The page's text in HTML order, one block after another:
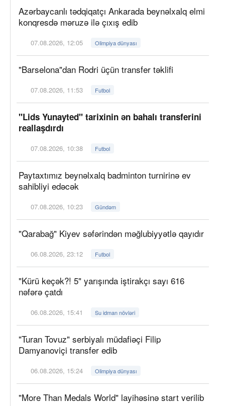
Azərbaycanlı tədqiqatçı Ankarada beynəlxalq elmi
konqresdə məruzə ilə çıxış edib
07.08.2026, 12:05 Olimpiya dünyası
"Barselona"dan Rodri üçün transfer təklifi
07.08.2026, 11:53 Futbol
"Lids Yunayted" tarixinin ən bahalı transferini
reallaşdırdı
07.08.2026, 10:38 Futbol
Paytaxtımız beynəlxalq badminton turnirinə ev
sahibliyi edəcək
07.08.2026, 10:23 Gündəm
"Qarabağ" Kiyev səfərindən məğlubiyyətlə qayıdır
06.08.2026, 23:12 Futbol
"Kürü keçək?! 5" yarışında iştirakçı sayı 616
nəfərə çatdı
06.08.2026, 15:41 Su idman növləri
"Turan Tovuz" serbiyalı müdafiəçi Filip
Damyanoviçi transfer edib
06.08.2026, 15:24 Olimpiya dünyası
"More Than Medals World" layihəsinə start verilib